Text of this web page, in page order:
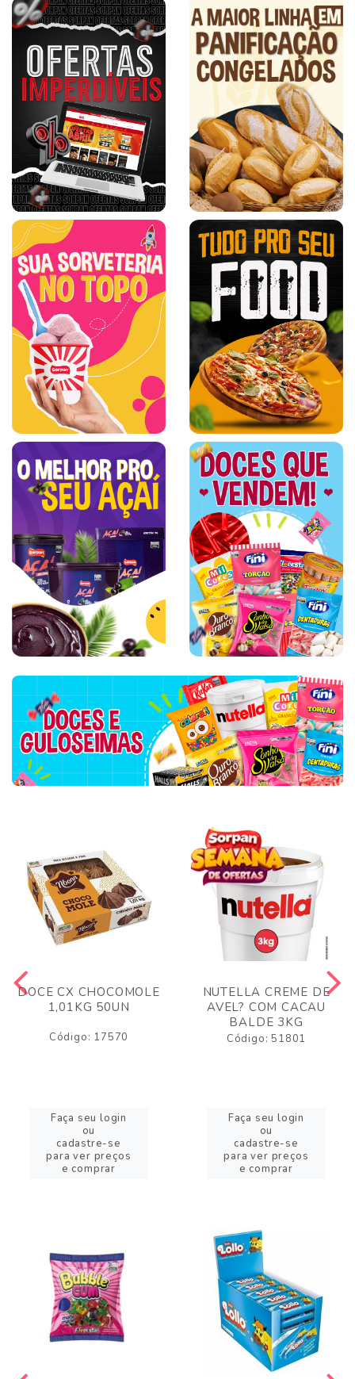
DOCE CX CHOCOMOLE
1,01KG 50UN
Código: 17570
Faça seu login
ou
cadastre-se
para ver preços
e comprar
NUTELLA CREME DE
AVEL? COM CACAU
BALDE 3KG
Código: 51801
Faça seu login
ou
cadastre-se
para ver preços
e comprar